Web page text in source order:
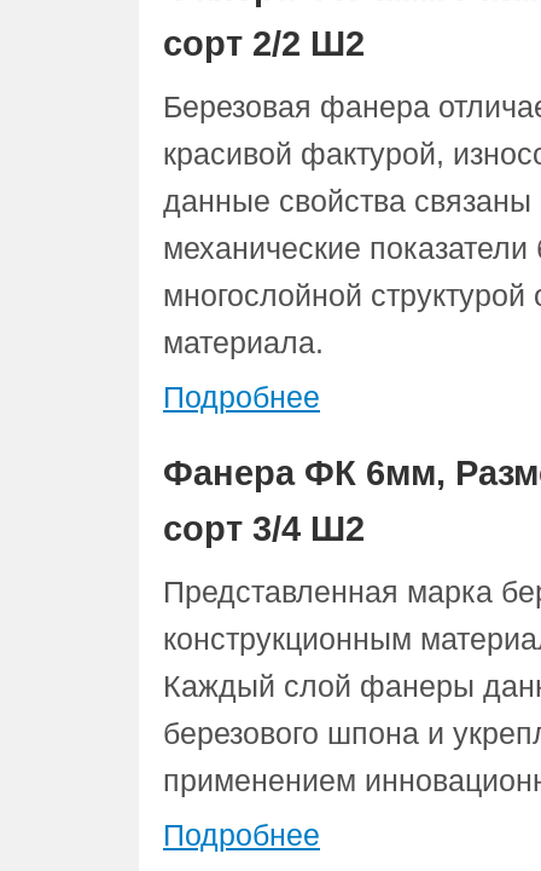
сорт 2/2 Ш2
Березовая фанера
красивой фактурой,
данные свойства
механические
многослойной
материала.
Подробнее
Фанера ФК 6мм,
сорт 3/4 Ш2
Представленная марка
конструкционным
Каждый слой фанеры
березового шпона и
применением
Подробнее